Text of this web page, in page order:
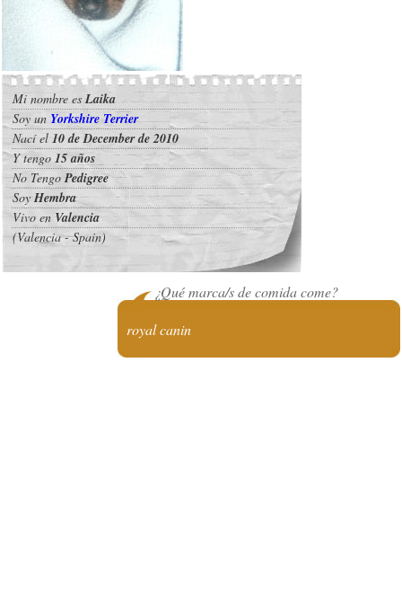
Mi nombre esLaika
Soy un Yorkshire Terrier
Nací el 10 de December de 2010
Y tengo 15 años
No TengoPedigree
SoyHembra
Vivo enValencia
(Valencia - Spain)
¿Qué marca/s de comida come?
royal canin